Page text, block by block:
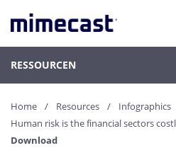
RESSOURCEN
Home Resources
Infographics
Human risk is the financial sectors
Download